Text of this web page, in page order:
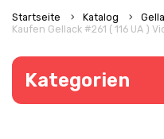
Startseite Katalog
Kaufen Gellack #261 ( 116 UA )
Kategorien